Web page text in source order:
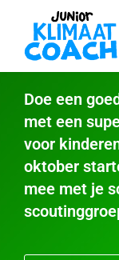
Doe een
met een
voor
oktober
mee met je